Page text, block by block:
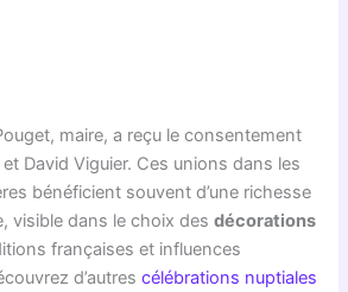
maire, a reçu le consentement
David Viguier. Ces unions dans les
bénéficient souvent d’une richesse
visible dans le choix desdécorations
françaises et influences
d’autrescélébrations nuptiales